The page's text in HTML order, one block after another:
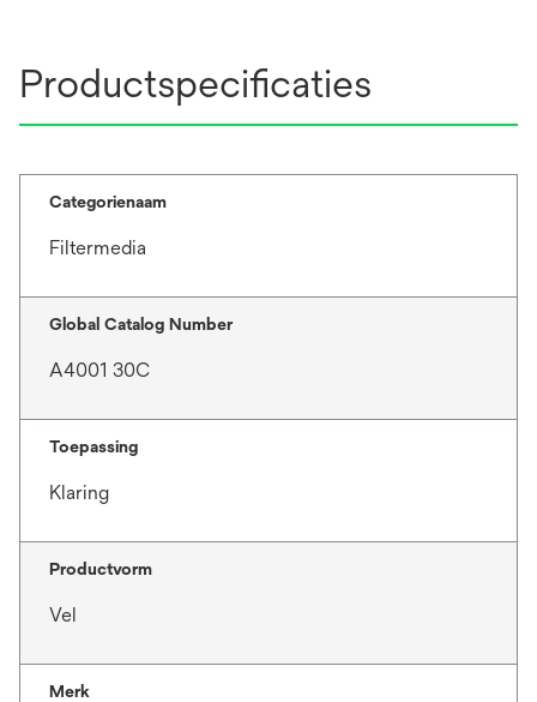
Productspecificaties
Categorienaam
Filtermedia
Global Catalog Number
A4001 30C
Toepassing
Klaring
Productvorm
Vel
Merk